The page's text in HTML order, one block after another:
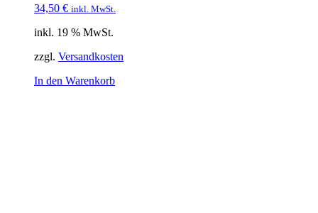
34,50 € inkl. MwSt.
inkl. 19 % MwSt.
zzgl. Versandkosten
In den Warenkorb